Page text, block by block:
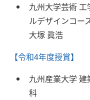
九州大学芸術
ルデザインコー
大塚 眞浩
【令和4年度授賞】
九州産業大学
科